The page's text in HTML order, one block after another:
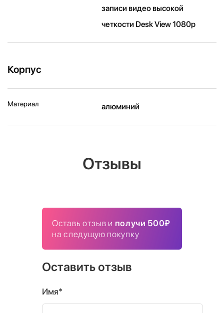
записи видео высокой
четкости Desk View 1080p
Корпус
Материал алюминий
Отзывы
Оставь отзыв и получи 500₽
на следущую покупку
Оставить отзыв
Имя*